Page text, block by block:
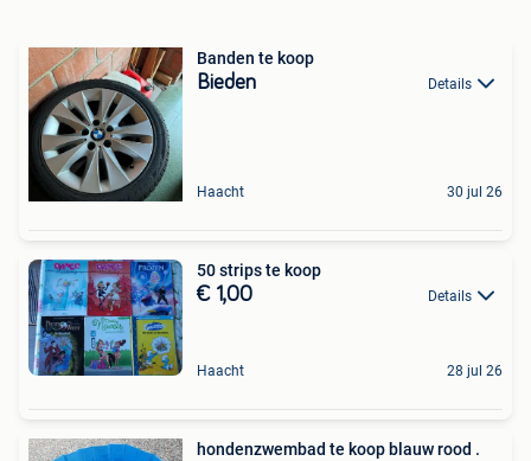
Banden te koop
Bieden Details
Haacht 30 jul 26
50 strips te koop
€ 1,00 Details
Haacht 28 jul 26
hondenzwembad te koop blauw rood .